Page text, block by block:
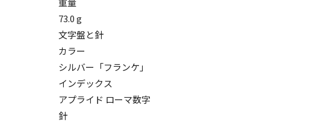
73.0 g
文字盤と針
カラー
シルバー「フランケ」
インデックス
アプライド ローマ数字
針